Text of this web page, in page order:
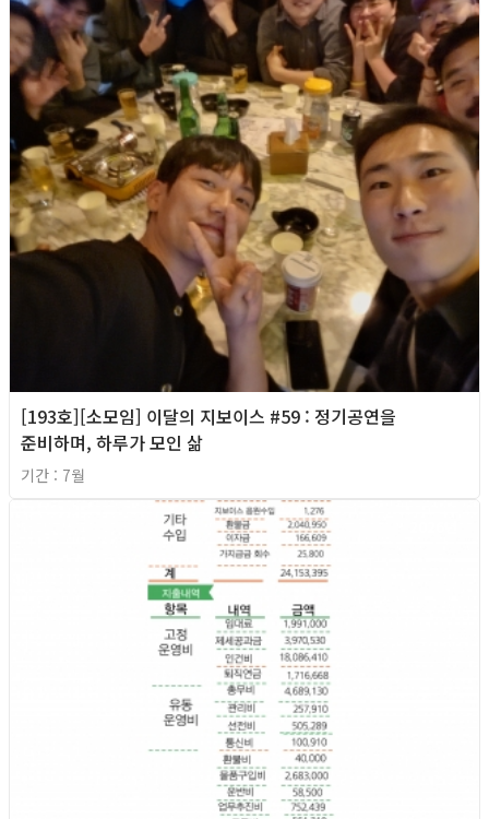
[193호][소모임] 이달의 지보이스 #59 : 정기공연을
준비하며, 하루가 모인 삶
기간 : 7월